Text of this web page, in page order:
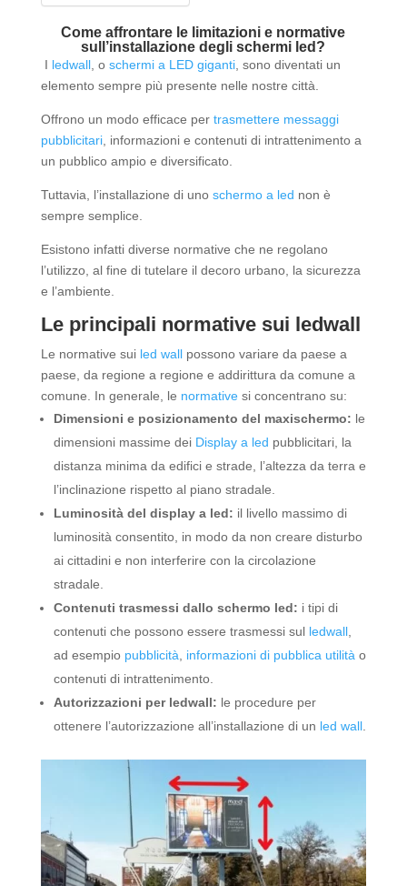
Come affrontare le limitazioni e normative
sull’installazione degli schermi led?
I ledwall, o schermi a LED giganti, sono diventati un
elemento sempre più presente nelle nostre città.
Offrono un modo efficace per trasmettere messaggi
pubblicitari, informazioni e contenuti di intrattenimento a
un pubblico ampio e diversificato.
Tuttavia, l’installazione di uno schermo a led non è
sempre semplice.
Esistono infatti diverse normative che ne regolano
l’utilizzo, al fine di tutelare il decoro urbano, la sicurezza
e l’ambiente.
Le principali normative sui ledwall
Le normative sui led wallpossono variare da paese a
paese, da regione a regione e addirittura da comune a
comune. In generale, le normativesi concentrano su:
Dimensioni e posizionamento del maxischermo: le
dimensioni massime dei Display a led pubblicitari, la
distanza minima da edifici e strade, l’altezza da terra e
l’inclinazione rispetto al piano stradale.
Luminosità del display a led: il livello massimo di
luminosità consentito, in modo da non creare disturbo
ai cittadini e non interferire con la circolazione
stradale.
Contenuti trasmessi dallo schermo led: i tipi di
contenuti che possono essere trasmessi sul ledwall,
ad esempio pubblicità informazioni di pubblica utilità o
contenuti di intrattenimento.
Autorizzazioni per ledwall: le procedure per
ottenere l’autorizzazione all’installazione di un led wall.